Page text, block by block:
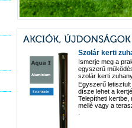
Szolár kerti
Ismerje meg a
egyszerű
szolár kerti
Egyszerű
dísze lehet a
Telepítheti kertbe,
mellé vagy a